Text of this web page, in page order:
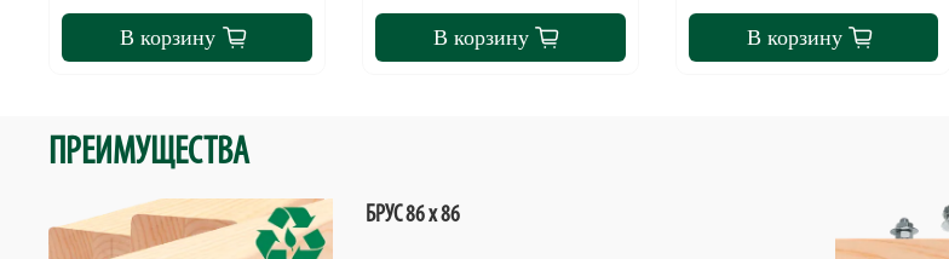
В корзину В корзину В корзину
ПРЕИМУЩЕСТВА
БРУС 86 х 86